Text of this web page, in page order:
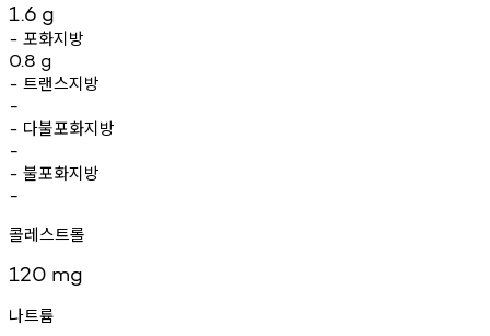
1.6 g
- 포화지방
0.8 g
- 트랜스지방
-
- 다불포화지방
-
- 불포화지방
-
콜레스트롤
120 mg
나트륨